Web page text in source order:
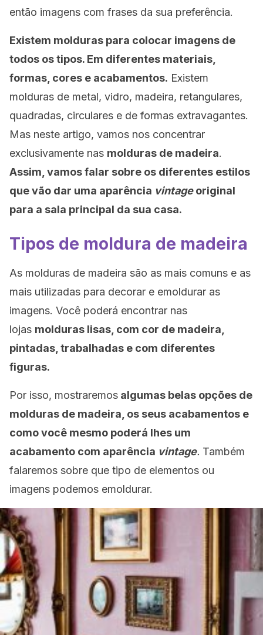
então imagens com frases da sua preferência.
Existem molduras para colocar imagens de
todos os tipos. Em diferentes materiais,
formas, cores e acabamentos. Existem
molduras de metal, vidro, madeira, retangulares,
quadradas, circulares e de formas extravagantes.
Mas neste artigo, vamos nos concentrar
exclusivamente nas molduras de madeira.
Assim, vamos falar sobre os diferentes estilos
que vão dar uma aparência vintageoriginal
para a sala principal da sua casa.
Tipos de moldura de madeira
As molduras de madeira são as mais comuns e as
mais utilizadas para decorar e emoldurar as
imagens. Você poderá encontrar nas
lojas molduras lisas, com cor de madeira,
pintadas, trabalhadas e com diferentes
figuras.
Por isso, mostraremos algumas belas opções de
molduras de madeira, os seus acabamentos e
como você mesmo poderá lhes um
acabamento com aparência vintage. Também
falaremos sobre que tipo de elementos ou
imagens podemos emoldurar.